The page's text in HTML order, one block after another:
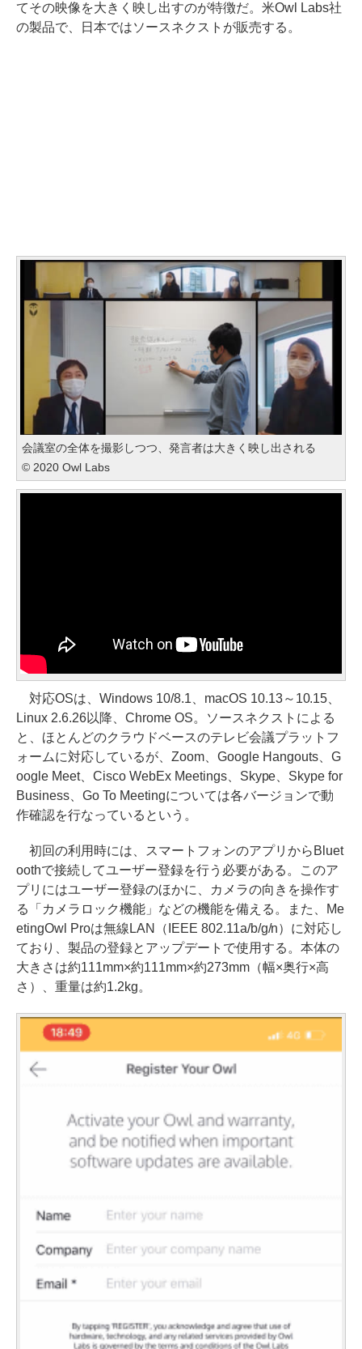
てその映像を大きく映し出すのが特徴だ。米Owl Labs社
の製品で、日本ではソースネクストが販売する。
会議室の全体を撮影しつつ、発言者は大きく映し出される
© 2020 Owl Labs
対応OSは、Windows 10/8.1、macOS 10.13～10.15、
Linux 2.6.26以降、Chrome OS。ソースネクストによる
と、ほとんどのクラウドベースのテレビ会議プラットフ
ォームに対応しているが、Zoom、Google Hangouts、G
oogle Meet、Cisco WebEx Meetings、Skype、Skype for
Business、Go To Meetingについては各バージョンで動
作確認を行なっているという。
初回の利用時には、スマートフォンのアプリからBluet
oothで接続してユーザー登録を行う必要がある。このア
プリにはユーザー登録のほかに、カメラの向きを操作す
る「カメラロック機能」などの機能を備える。また、Me
etingOwl Proは無線LAN（IEEE 802.11a/b/g/n）に対応し
ており、製品の登録とアップデートで使用する。本体の
大きさは約111mm×約111mm×約273mm（幅×奥行×高
さ）、重量は約1.2kg。